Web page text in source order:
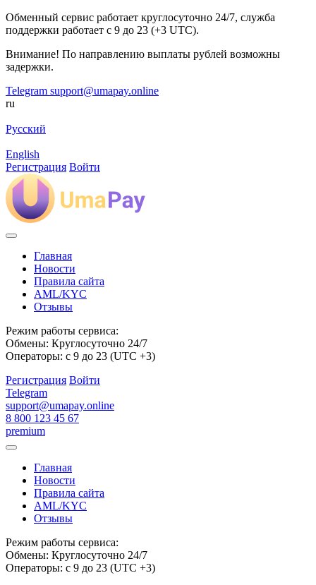
Обменный сервис работает круглосуточно 24/7, служба
поддержки работает с 9 до 23 (+3 UTC).
Внимание! По направлению выплаты рублей возможны
задержки.
Telegram support@umapay.online
ru
Русский
English
Регистрация Войти
Главная
Новости
Правила сайта
AML/KYC
Отзывы
Режим работы сервиса:
Обмены: Круглосуточно 24/7
Операторы: с 9 до 23 (UTC +3)
Регистрация Войти
Telegram
support@umapay.online
8 800 123 45 67
premium
Главная
Новости
Правила сайта
AML/KYC
Отзывы
Режим работы сервиса:
Обмены: Круглосуточно 24/7
Операторы: с 9 до 23 (UTC +3)